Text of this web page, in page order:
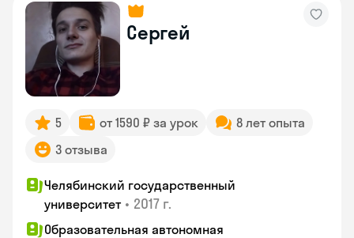
Сергей
5 от 1590 ₽ за урок
8 лет опыта
3 отзыва
Челябинский государственный
университет • 2017 г.
Образовательная автономная